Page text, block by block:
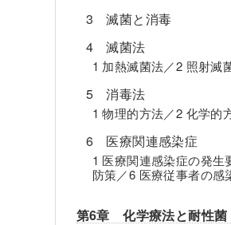
3 滅菌と消毒
4 滅菌法
1 加熱滅菌法／2 照射滅
5 消毒法
1 物理的方法／2 化学的
6 医療関連感染症
1 医療関連感染症の発
防策／6 医療従事者の感
第6章 化学療法と耐性菌